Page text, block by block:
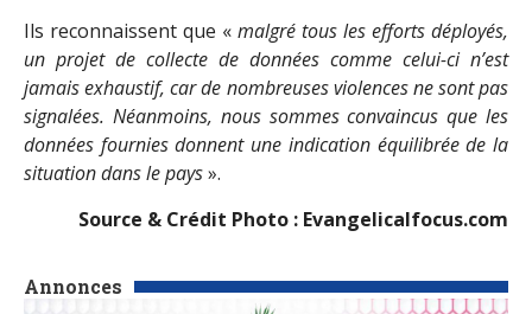
Annonces
Ils reconnaissent que « malgré tous les efforts déployés,
un projet de collecte de données comme celui-ci n’est
jamais exhaustif, car de nombreuses violences ne sont pas
signalées. Néanmoins, nous sommes convaincus que les
données fournies donnent une indication équilibrée de la
situation dans le pays».
Source & Crédit Photo : Evangelicalfocus.com